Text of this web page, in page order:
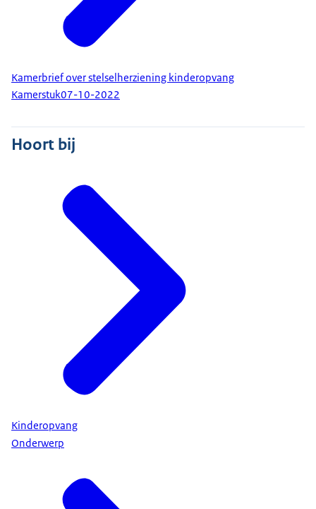
Kamerbrief over stelselherziening kinderopvang
Kamerstuk07-10-2022
Hoort bij
Kinderopvang
Onderwerp